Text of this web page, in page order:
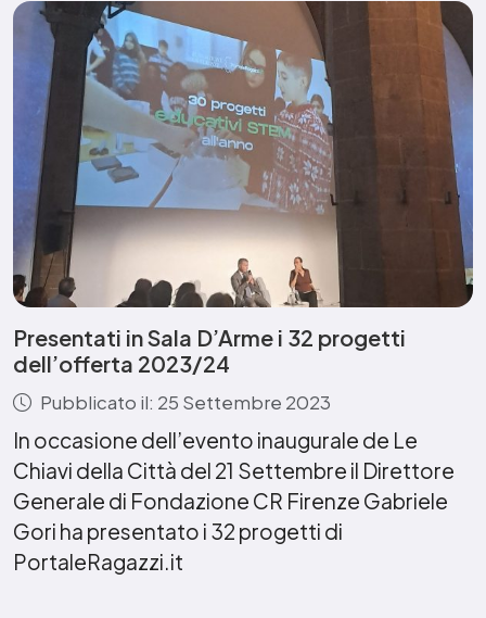
Presentati in Sala D’Arme i 32 progetti
dell’offerta 2023/24
Pubblicato il: 25 Settembre 2023
In occasione dell’evento inaugurale de Le
Chiavi della Città del 21 Settembre il Direttore
Generale di Fondazione CR Firenze Gabriele
Gori ha presentato i 32 progetti di
PortaleRagazzi.it